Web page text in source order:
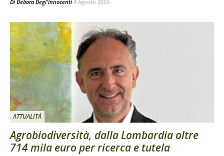
Di Debora Degl'Innocenti 4 Agosto 2026
ATTUALITÀ
Agrobiodiversità, dalla Lombardia oltre
714 mila euro per ricerca e tutela